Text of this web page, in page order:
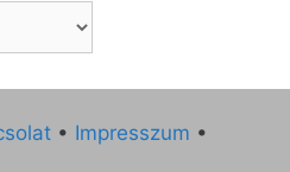
• Impresszum •